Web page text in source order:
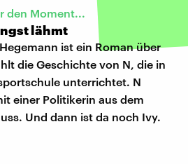
den Moment...
lähmt
ist ein Roman über
die Geschichte von N, die in
unterrichtet. N
einer Politikerin aus dem
Und dann ist da noch Ivy.